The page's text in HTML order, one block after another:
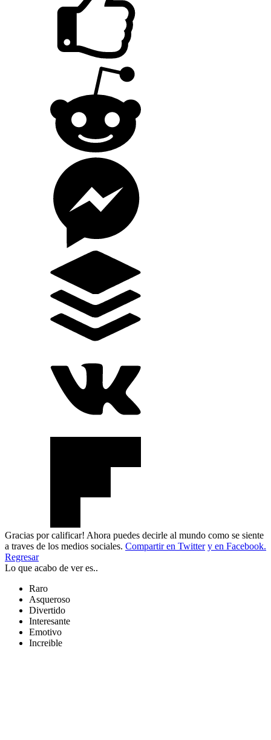
Gracias por calificar! Ahora puedes decirle al mundo como se siente
a traves de los medios sociales. Compartir en Twitter y en Facebook.
Regresar
Lo que acabo de ver es..
Raro
Asqueroso
Divertido
Interesante
Emotivo
Increible